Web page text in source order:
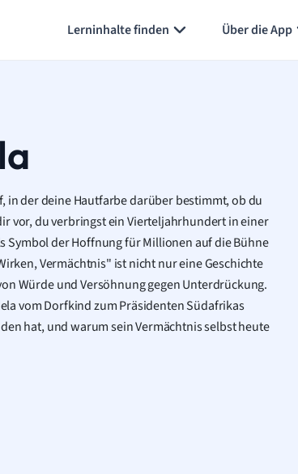
Lerninhalte finden Über die App
in der deine Hautfarbe darüber bestimmt, ob du
vor, du verbringst ein Vierteljahrhundert in einer
Symbol der Hoffnung für Millionen auf die Bühne
Vermächtnis" ist nicht nur eine Geschichte
Würde und Versöhnung gegen Unterdrückung.
vom Dorfkind zum Präsidenten Südafrikas
hat, und warum sein Vermächtnis selbst heute